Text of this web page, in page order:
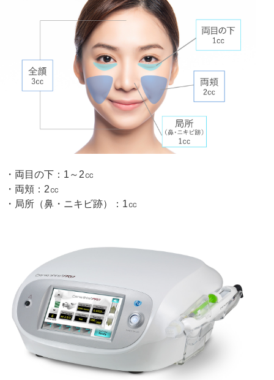
・両目の下：1～2㏄
・両頬：2㏄
・局所（鼻・ニキビ跡）：1㏄